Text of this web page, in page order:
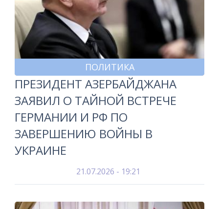
ПОЛИТИКА
ПРЕЗИДЕНТ АЗЕРБАЙДЖАНА
ЗАЯВИЛ О ТАЙНОЙ ВСТРЕЧЕ
ГЕРМАНИИ И РФ ПО
ЗАВЕРШЕНИЮ ВОЙНЫ В
УКРАИНЕ
21.07.2026 - 19:21